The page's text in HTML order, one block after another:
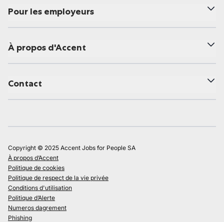
Pour les employeurs
À propos d'Accent
Contact
Copyright © 2025 Accent Jobs for People SA
À propos d’Accent
Politique de cookies
Politique de respect de la vie privée
Conditions d'utilisation
Politique d’Alerte
Numeros dagrement
Phishing